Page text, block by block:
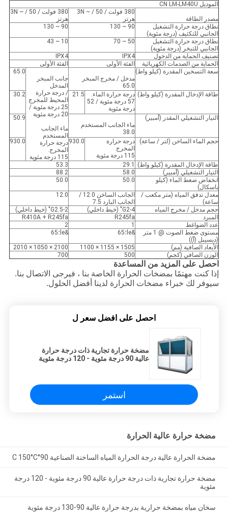
الموديل CN LM-LM40U
مصدر الطاقة
380 فولت / 3N ~ / 50
هرتز
380 فولت / 3N ~ / 50
هرتز
نطاق درجة حرارة التشغيل
الجانبي للتكثيف (درجة مئوية)
90 ~ 130
90 ~ 130
نطاق درجة حرارة التشغيل
الجانبي للتبخر (درجة مئوية)
50 ~ 70
10 ~ 43
تصنيف الحماية من الدخول IPX4
IPX4
الحماية من الصدمات الكهربائية
الفئة الأولى
الفئة الأولى
سعة التسخين المقدرة (كيلو واط)
مدخل / مخرج المبخر
65.0
جانب المبخر
المدخل
/ درجة حرارة
المحيط للمخرج
25 درجة مئوية /
20 درجة مئوية
ماء الجانب
المستخدم
درجة حرارة
المخرج.
115 درجة مئوية
65.0
طاقة الإدخال المقدرة (كيلو واط) درجة حرارة الماء.
57 درجة مئوية / 52
درجة مئوية
21.5
30.2
التيار التشغيلي المقدر (أمبير)
ماء الجانب المستخدم
38.0
50.9
حجم الماء الساخن (لتر / ساعة)
درجة حرارة
المخرج.
115 درجة مئوية
930.0
930.0
طاقة الإدخال المقدرة (كيلو واط) 29.1
53.3
التيار التشغيلي (أمبير)
58.0
88.2
انخفاض ضغط الماء (كيلو
باسكال)
50.0
50.0
معدل تدفق المياه (متر مكعب /
ساعة)
الجانب الساخن 12.0 /
الجانب البارد 7.5
12.0
حجم مدخل / مخرج المياه 4-G2" (خيط داخلي)
2-G2.5" (خيط داخلي)
المبرد
R245fa
R410A + R245fa
عدد الضواغط
1
2
مستوى ضغط الصوت @ 1 متر
(ديسيبل (أ))
&le؛65 &le؛65
الأبعاد الصافية (مم) 1505 × 1155 × 1100
2100 × 1050 × 2010
الوزن الصافي (كجم)
500
700
احصل على المزيد من المساعدة
إذا كنت مهتمًا بمضخات الحرارة الخاصة بنا ، فيرجى الاتصال بنا.
سيوفر لك خبراء مضخات الحرارة لدينا أفضل الحلول.
احصل على افضل سعر ل
مضخة حرارة تجارية ذات درجة حرارة
عالية 90 درجة مئوية - 120 درجة مئوية
استمر
مضخة حرارة عالية الحرارة
مضخة الحرارة عالية درجة الحرارة المياه الساخنة الصناعية 90°C 150°C
مضخة حرارة تجارية ذات درجة حرارة عالية 90 درجة مئوية - 120 درجة
مئوية
سخان مياه بمضخة حرارية بدرجة حرارة عالية 90-130 درجة مئوية